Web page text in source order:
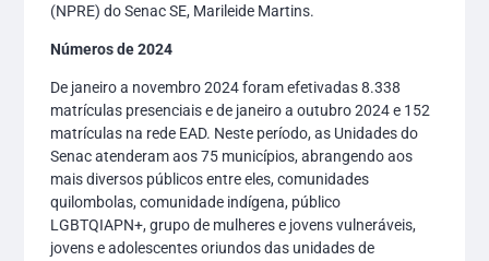
(NPRE) do Senac SE, Marileide Martins.
Números de 2024
De janeiro a novembro 2024 foram efetivadas 8.338
matrículas presenciais e de janeiro a outubro 2024 e 152
matrículas na rede EAD. Neste período, as Unidades do
Senac atenderam aos 75 municípios, abrangendo aos
mais diversos públicos entre eles, comunidades
quilombolas, comunidade indígena, público
LGBTQIAPN+, grupo de mulheres e jovens vulneráveis,
jovens e adolescentes oriundos das unidades de